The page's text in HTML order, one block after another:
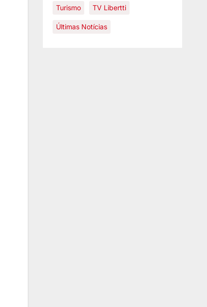
Turismo TV Libertti
Últimas Notícias